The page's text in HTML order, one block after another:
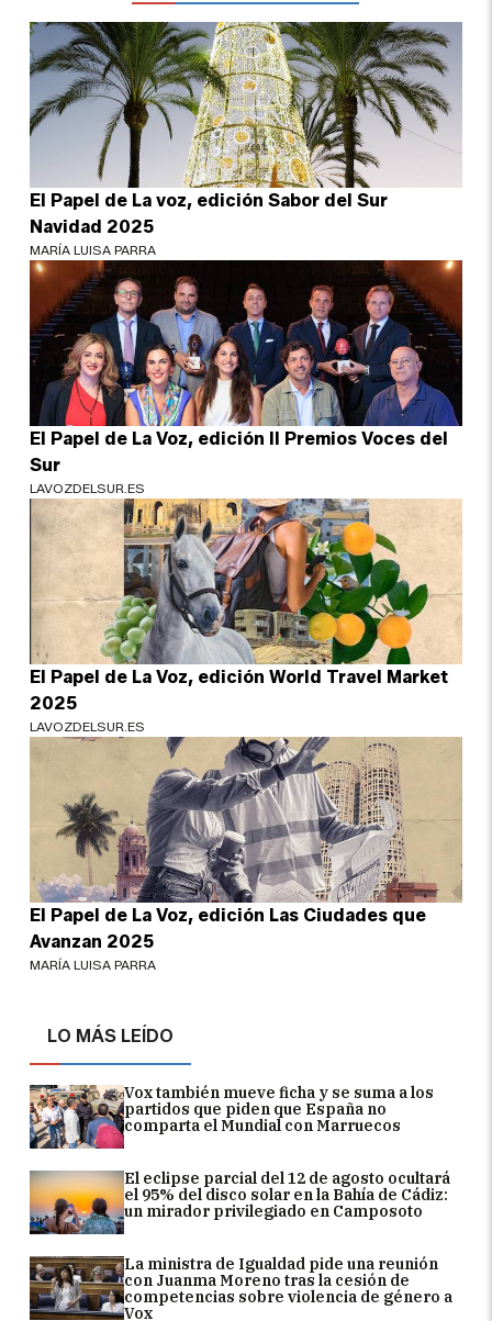
LO MÁS LEÍDO
Vox también mueve ficha y se suma a los
partidos que piden que España no
comparta el Mundial con Marruecos
El eclipse parcial del 12 de agosto ocultará
el 95% del disco solar en la Bahía de Cádiz:
un mirador privilegiado en Camposoto
La ministra de Igualdad pide una reunión
con Juanma Moreno tras la cesión de
competencias sobre violencia de género a
Vox
El Papel de La voz, edición Sabor del Sur
Navidad 2025
MARÍA LUISA PARRA
El Papel de La Voz, edición II Premios Voces del
Sur
LAVOZDELSUR.ES
El Papel de La Voz, edición World Travel Market
2025
LAVOZDELSUR.ES
El Papel de La Voz, edición Las Ciudades que
Avanzan 2025
MARÍA LUISA PARRA